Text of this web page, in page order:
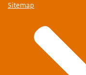
Sitemap